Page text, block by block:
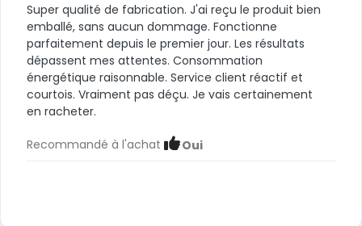
Super qualité de fabrication. J'ai reçu le produit bien
emballé, sans aucun dommage. Fonctionne
parfaitement depuis le premier jour. Les résultats
dépassent mes attentes. Consommation
énergétique raisonnable. Service client réactif et
courtois. Vraiment pas déçu. Je vais certainement
en racheter.
Recommandé à l'achat Oui